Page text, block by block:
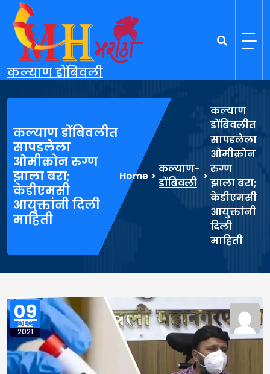
content
कल्याण डोंबिवली
कल्याण डोंबिवलीत
सापडलेला
ओमीक्रोन रुग्ण
झाला बरा;
केडीएमसी
आयुक्तांनी दिली
माहिती
Home >
कल्याण-
डोंबिवली
>
कल्याण
डोंबिवलीत
सापडलेला
ओमीक्रोन
रुग्ण
झाला बरा;
केडीएमसी
आयुक्तांनी
दिली
माहिती
09
DEC
2021